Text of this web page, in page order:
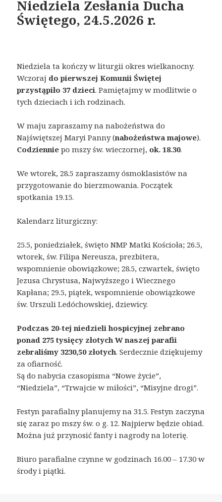
Niedziela Zesłania Ducha
Świętego, 24.5.2026 r.
Niedziela ta kończy w liturgii okres wielkanocny.
Wczoraj do pierwszej Komunii Świętej
przystąpiło 37 dzieci. Pamiętajmy w modlitwie o
tych dzieciach i ich rodzinach.
W maju zapraszamy na nabożeństwa do
Najświętszej Maryi Panny (nabożeństwa majowe).
Codziennie po mszy św. wieczornej, ok. 18.30.
We wtorek, 28.5 zapraszamy ósmoklasistów na
przygotowanie do bierzmowania. Początek
spotkania 19.15.
Kalendarz liturgiczny:
25.5, poniedziałek, święto NMP Matki Kościoła; 26.5,
wtorek, św. Filipa Nereusza, prezbitera,
wspomnienie obowiązkowe; 28.5, czwartek, święto
Jezusa Chrystusa, Najwyższego i Wiecznego
Kapłana; 29.5, piątek, wspomnienie obowiązkowe
św. Urszuli Ledóchowskiej, dziewicy.
Podczas 20-tej niedzieli hospicyjnej zebrano
ponad 275 tysięcy złotych W naszej parafii
zebraliśmy 3230,50 złotych. Serdecznie dziękujemy
za ofiarność.
Są do nabycia czasopisma “Nowe życie”,
“Niedziela”, “Trwajcie w miłości”, “Misyjne drogi”.
Festyn parafialny planujemy na 31.5. Festyn zaczyna
się zaraz po mszy św. o g. 12. Najpierw będzie obiad.
Można już przynosić fanty i nagrody na loterię.
Biuro parafialne czynne w godzinach 16.00 – 17.30 w
środy i piątki.